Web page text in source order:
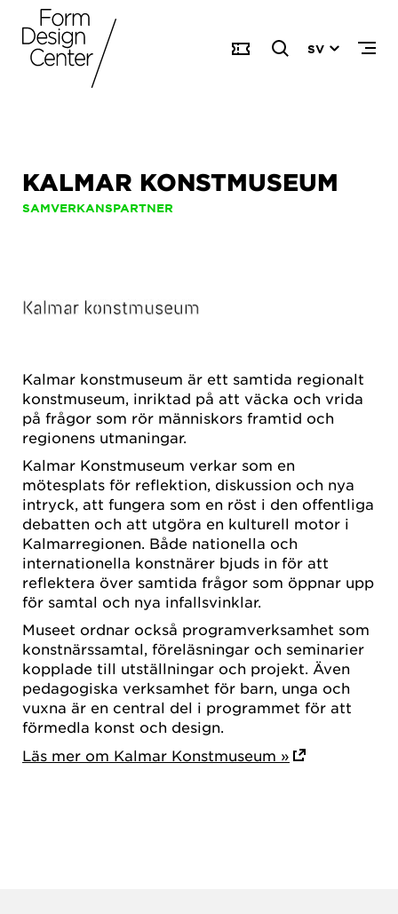
SV
KALMAR KONSTMUSEUM
SAMVERKANSPARTNER
Kalmar konstmuseum är ett samtida regionalt
konstmuseum, inriktad på att väcka och vrida
på frågor som rör människors framtid och
regionens utmaningar.
Kalmar Konstmuseum verkar som en
mötesplats för reflektion, diskussion och nya
intryck, att fungera som en röst i den offentliga
debatten och att utgöra en kulturell motor i
Kalmarregionen. Både nationella och
internationella konstnärer bjuds in för att
reflektera över samtida frågor som öppnar upp
för samtal och nya infallsvinklar.
Museet ordnar också programverksamhet som
konstnärssamtal, föreläsningar och seminarier
kopplade till utställningar och projekt. Även
pedagogiska verksamhet för barn, unga och
vuxna är en central del i programmet för att
förmedla konst och design.
Läs mer om Kalmar Konstmuseum »